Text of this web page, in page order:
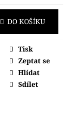
DO KOŠÍKU
Tisk
Zeptat se
Hlídat
Sdílet